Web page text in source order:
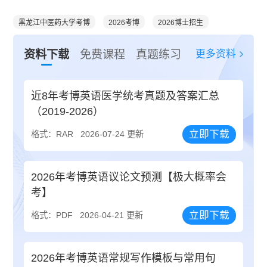
黑龙江中医药大学考博 2026考博 2026博士招生
资料下载 免费课程 真题练习 更多资料
近8年考博英语医学统考真题及答案汇总
（2019-2026）
格式：RAR 2026-07-24 更新 立即下载
2026年考博英语议论文预测【极大概率会
考】
格式：PDF 2026-04-21 更新 立即下载
2026年考博英语常规写作模板与常用句